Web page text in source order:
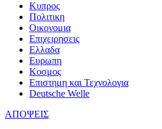
Κυπρος
Πολιτικη
Οικονομια
Επιχειρησεις
Ελλαδα
Ευρωπη
Κοσμος
Επιστημη και Τεχνολογια
Deutsche Welle
ΑΠΟΨΕΙΣ